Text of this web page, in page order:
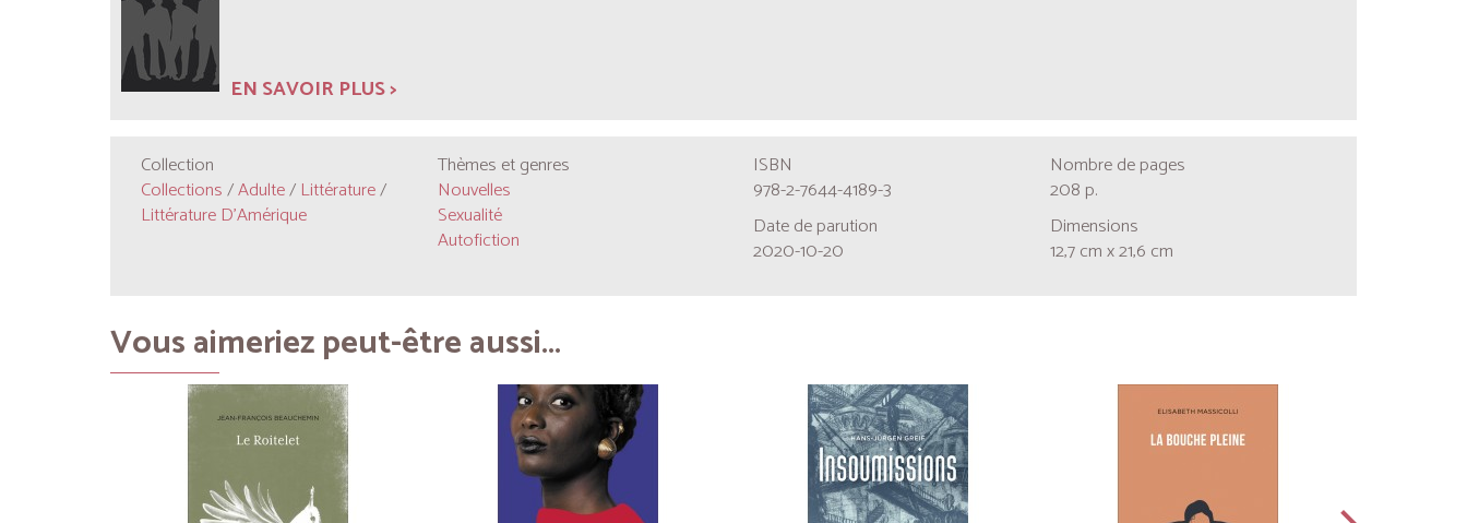
EN SAVOIR PLUS >
Collection
Collections/Adulte/ Littérature/
Littérature D'Amérique
Thèmes et genres
Nouvelles
Sexualité
Autofiction
ISBN
978-2-7644-4189-3
Date de parution
2020-10-20
Nombre de pages
208 p.
Dimensions
12,7 cm x 21,6 cm
Vous aimeriez peut-être aussi...